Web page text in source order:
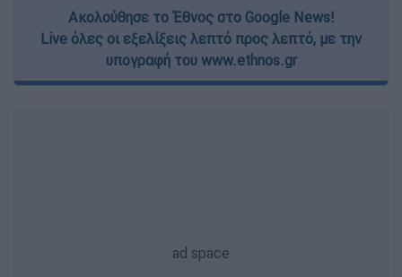
Ακολούθησε το Έθνος στο Google News!
Live όλες οι εξελίξεις λεπτό προς λεπτό, με την
υπογραφή του www.ethnos.gr